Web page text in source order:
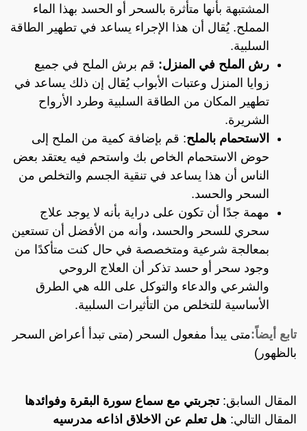
المشتبهة بأنها متأثرة بالسحر أو الحسد بهذا الماء
المملح. يُقال أن هذا الإجراء يساعد في تطهير الطاقة
السلبية.
رش الملح في المنزل: قم برش الملح في جميع
زوايا المنزل وعتبات الأبواب يُقال إن ذلك يساعد في
تطهير المكان من الطاقة السلبية وطرد الأرواح
الشريرة.
الاستحمام بالملح: قم بإضافة كمية من الملح إلى
حوض الاستحمام الخاص بك واستحم فيه يعتقد بعض
الناس أن هذا يساعد في تنقية الجسم والتخلص من
السحر والحسد.
مهمة جدًا أن تكون على دراية بأنه لا يوجد علاج
سحري للسحر والحسد، وأنه من الأفضل أن تستعين
بمعالجة شرعية ومتخصصة في حال كنت متأكدًا من
وجود سحر أو حسد تذكر أن العلاج الروحي
والشرعي والدعاء والتوكل على الله هي الطرق
الأساسية للتخلص من التأثيرات السلبية.
تابع أيضاً:متى يبدأ مفعول السحر (متى تبدأ أعراض السحر
بالظهور)
المقال السابق:تجربتي مع سماع سورة البقرة وفوائدها
المقال التالي: هل تعلم عن الاخلاق اذاعه مدرسيه